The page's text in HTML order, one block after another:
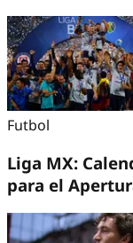
Futbol
Liga MX:
para el